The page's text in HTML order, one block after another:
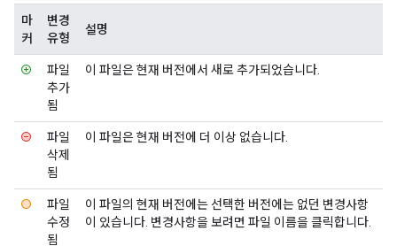
마
커
변경
유형
설명
파일
추가
됨
이 파일은 현재 버전에서 새로 추가되었습니다.
파일
삭제
됨
이 파일은 현재 버전에 더 이상 없습니다.
파일
수정
됨
이 파일의 현재 버전에는 선택한 버전에는 없던 변경사항
이 있습니다. 변경사항을 보려면 파일 이름을 클릭합니다.